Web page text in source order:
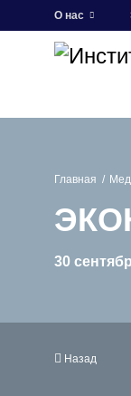
О нас
Главная
30
Назад